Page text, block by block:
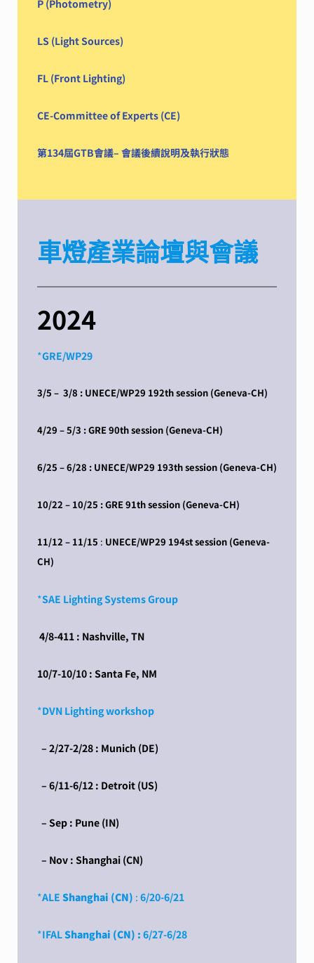
P (Photometry)
LS (Light Sources)
FL (Front Lighting)
CE-Committee of Experts (CE)
第134屆GTB會議– 會議後續說明及執行狀態
車燈產業論壇與會議
2024
*GRE/WP29
3/5 – 3/8 : UNECE/WP29 192th session (Geneva-CH)
4/29 – 5/3 : GRE 90th session (Geneva-CH)
6/25 – 6/28 : UNECE/WP29 193th session (Geneva-CH)
10/22 – 10/25 : GRE 91th session (Geneva-CH)
11/12 – 11/15 : UNECE/WP29 194st session (Geneva-
CH)
*SAE Lighting Systems Group
4/8-411 : Nashville, TN
10/7-10/10 : Santa Fe, NM
*DVN Lighting workshop
– 2/27-2/28 : Munich (DE)
– 6/11-6/12 : Detroit (US)
– Sep : Pune (IN)
– Nov : Shanghai (CN)
*ALE Shanghai (CN) : 6/20-6/21
*IFALShanghai (CN) : 6/27-6/28